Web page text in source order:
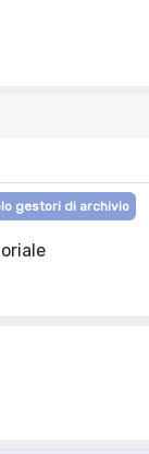
gestori di archivio